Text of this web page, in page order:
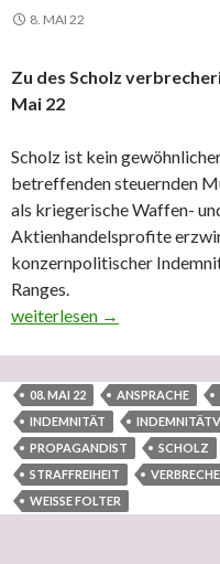
8. MAI 22
Zu des Scholz
Mai 22
Scholz ist kein
betreffenden steuernden
als kriegerische Waffen-
Aktienhandelsprofite
konzernpolitischer
Ranges.
Zu des Scholz
weiterlesen →
08. MAI 22 ANSPRACHE
INDEMNITÄT
PROPAGANDIST
SCHOLZ
STRAFFREIHEIT
WEISSE FOLTER